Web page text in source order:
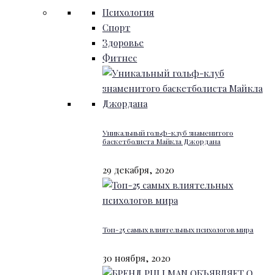
Психология
Спорт
Здоровье
Фитнес
Уникальный гольф-клуб знаменитого
баскетболиста Майкла Джордана
29 декабря, 2020
Топ-25 самых влиятельных психологов мира
30 ноября, 2020